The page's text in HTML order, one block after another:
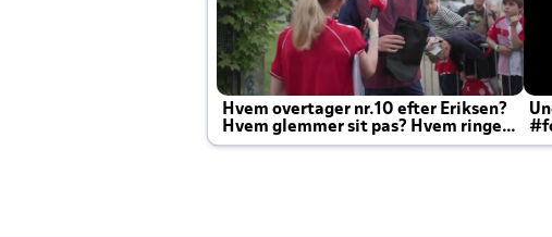
Hvem overtager nr.10 efter Eriksen?
Hvem glemmer sit pas? Hvem ringer
Joachim altid til efter kampe?